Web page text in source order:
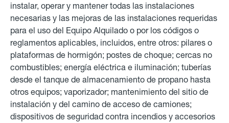
instalar, operar y mantener todas las instalaciones
necesarias y las mejoras de las instalaciones requeridas
para el uso del Equipo Alquilado o por los códigos o
reglamentos aplicables, incluidos, entre otros: pilares o
plataformas de hormigón; postes de choque; cercas no
combustibles; energía eléctrica e iluminación; tuberías
desde el tanque de almacenamiento de propano hasta
otros equipos; vaporizador; mantenimiento del sitio de
instalación y del camino de acceso de camiones;
dispositivos de seguridad contra incendios y accesorios